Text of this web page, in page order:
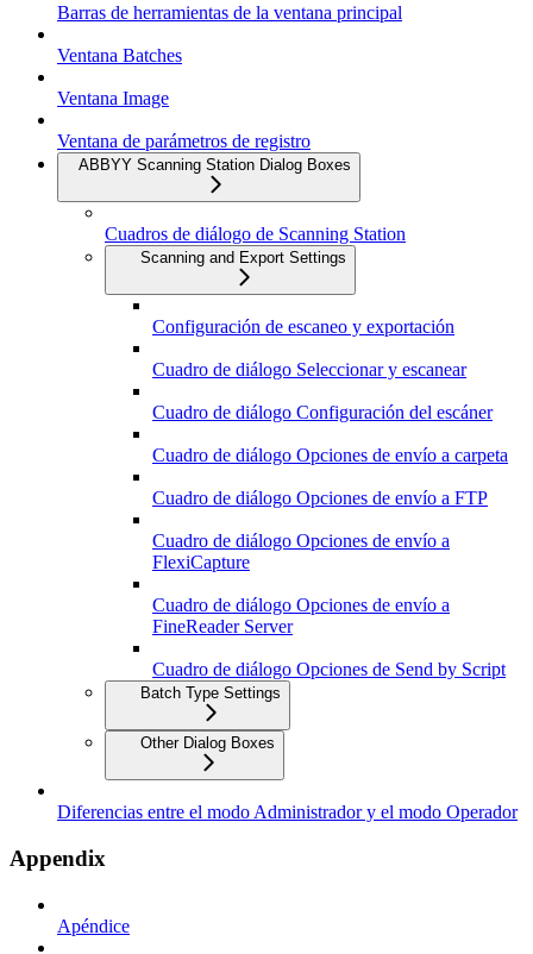
Barras de herramientas de la ventana principal
Ventana Batches
Ventana Image
Ventana de parámetros de registro
ABBYY Scanning Station Dialog Boxes
Cuadros de diálogo de Scanning Station
Scanning and Export Settings
Configuración de escaneo y exportación
Cuadro de diálogo Seleccionar y escanear
Cuadro de diálogo Configuración del escáner
Cuadro de diálogo Opciones de envío a carpeta
Cuadro de diálogo Opciones de envío a FTP
Cuadro de diálogo Opciones de envío a
FlexiCapture
Cuadro de diálogo Opciones de envío a
FineReader Server
Cuadro de diálogo Opciones de Send by Script
Batch Type Settings
Other Dialog Boxes
Diferencias entre el modo Administrador y el modo Operador
Appendix
Apéndice